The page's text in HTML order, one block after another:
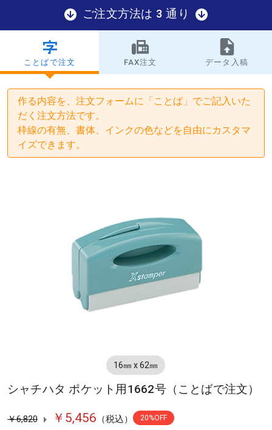
ご注文方法は 3 通り
ことばで注文 FAX注文 データ入稿
作る内容を、注文フォームに「ことば」でご記入いた
だく注文方法です。
枠線の有無、書体、インクの色などを自由にカスタマ
イズできます。
16㎜ x 62㎜
シャチハタ ポケット用1662号（ことばで注文）
￥6,820 ￥5,456 （税込） 20%OFF